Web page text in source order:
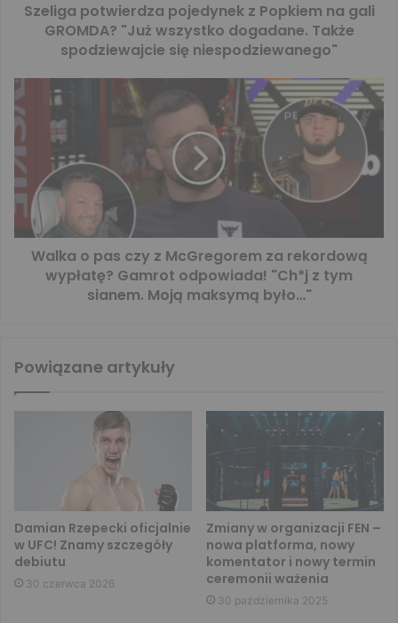
Szeliga potwierdza pojedynek z Popkiem na gali
GROMDA? "Już wszystko dogadane. Także
spodziewajcie się niespodziewanego"
Walka o pas czy z McGregorem za rekordową
wypłatę? Gamrot odpowiada! "Ch*j z tym
sianem. Moją maksymą było…"
Powiązane artykuły
Damian Rzepecki oficjalnie
w UFC! Znamy szczegóły
debiutu
30 czerwca 2026
Zmiany w organizacji FEN –
nowa platforma, nowy
komentator i nowy termin
ceremonii ważenia
30 października 2025